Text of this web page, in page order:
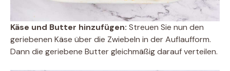
Käse und Butter hinzufügen: Streuen Sie nun den
geriebenen Käse über die Zwiebeln in der Auflaufform.
Dann die geriebene Butter gleichmäßig darauf verteilen.